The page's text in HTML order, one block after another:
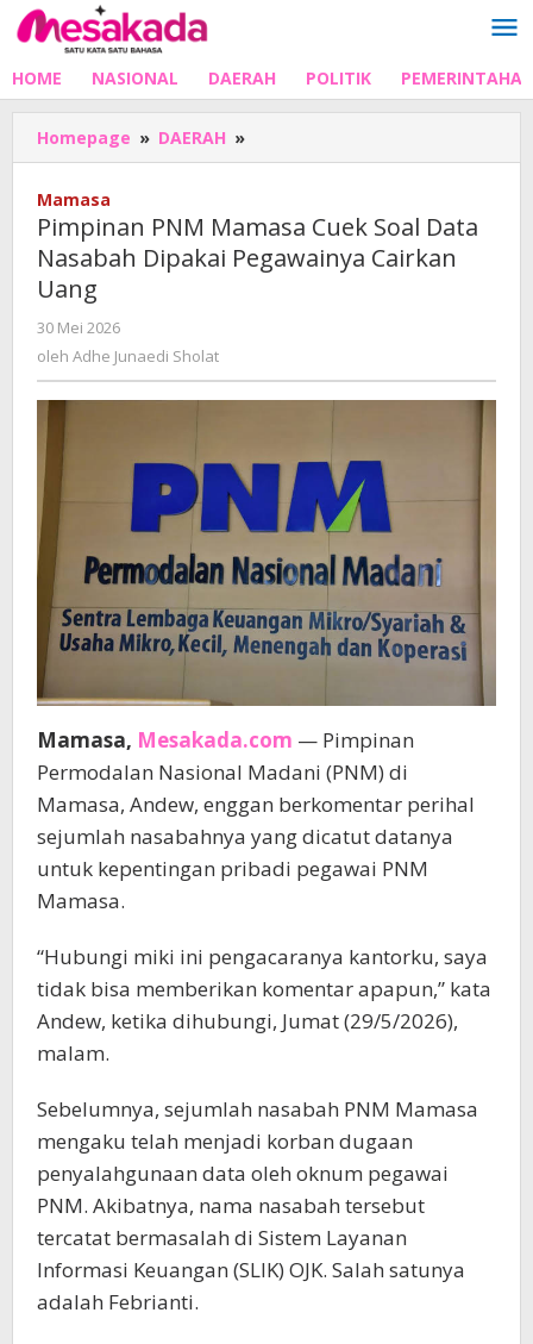
Lewati
ke
HOME NASIONAL DAERAH POLITIK
Homepage » DAERAH »
PNM
Soal
Data
Uang
Mamasa
Pimpinan PNM Mamasa Cuek Soal Data
Nasabah Dipakai Pegawainya Cairkan
Uang
30 Mei 2026
Adhe
oleh Adhe Junaedi Sholat
Mamasa, Mesakada.com — Pimpinan
Permodalan Nasional Madani (PNM) di
Mamasa, Andew, enggan berkomentar perihal
sejumlah nasabahnya yang dicatut datanya
untuk kepentingan pribadi pegawai PNM
Mamasa.
“Hubungi miki ini pengacaranya kantorku, saya
tidak bisa memberikan komentar apapun,” kata
Andew, ketika dihubungi, Jumat (29/5/2026),
malam.
Sebelumnya, sejumlah nasabah PNM Mamasa
mengaku telah menjadi korban dugaan
penyalahgunaan data oleh oknum pegawai
PNM. Akibatnya, nama nasabah tersebut
tercatat bermasalah di Sistem Layanan
Informasi Keuangan (SLIK) OJK. Salah satunya
adalah Febrianti.